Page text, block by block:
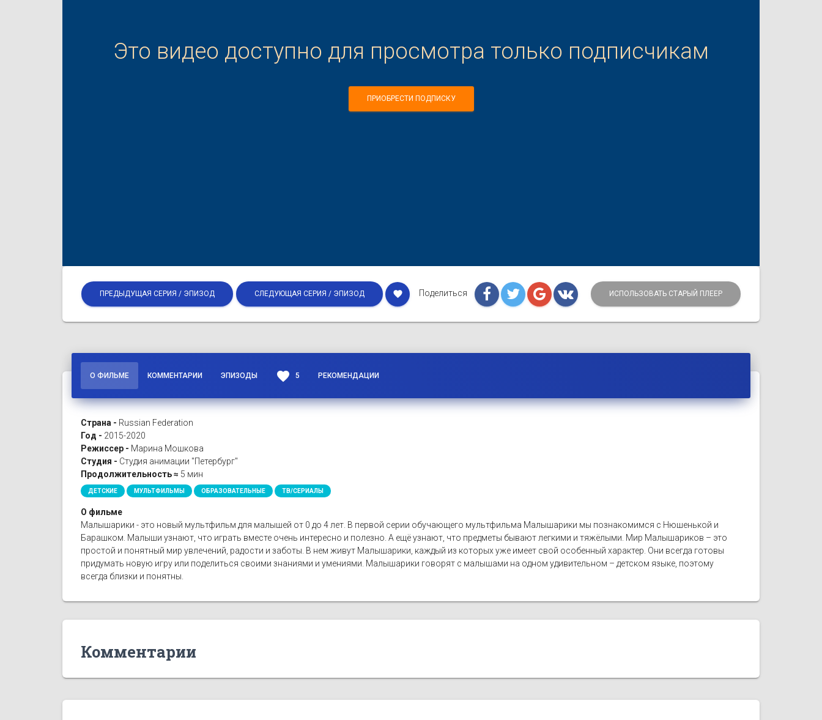
Это видео доступно для просмотра только подписчикам
ПРИОБРЕСТИ ПОДПИСКУ
ПРЕДЫДУЩАЯ СЕРИЯ / ЭПИЗОД СЛЕДУЮЩАЯ СЕРИЯ / ЭПИЗОД favorite Поделиться ИСПОЛЬЗОВАТЬ СТАРЫЙ ПЛЕЕР
О ФИЛЬМЕ КОММЕНТАРИИ ЭПИЗОДЫ favorite 5 РЕКОМЕНДАЦИИ
Страна - Russian Federation
Год - 2015-2020
Режиссер - Марина Мошкова
Студия - Студия анимации "Петербург"
Продолжительность ≈ 5 мин
ДЕТСКИЕ МУЛЬТФИЛЬМЫ ОБРАЗОВАТЕЛЬНЫЕ ТВ/СЕРИАЛЫ
О фильме
Малышарики - это новый мультфильм для малышей от 0 до 4 лет. В первой серии обучающего мультфильма Малышарики мы познакомимся с Нюшенькой и
Барашком. Малыши узнают, что играть вместе очень интересно и полезно. А ещё узнают, что предметы бывают легкими и тяжёлыми. Мир Малышариков – это
простой и понятный мир увлечений, радости и заботы. В нем живут Малышарики, каждый из которых уже имеет свой особенный характер. Они всегда готовы
придумать новую игру или поделиться своими знаниями и умениями. Малышарики говорят с малышами на одном удивительном – детском языке, поэтому
всегда близки и понятны.
Комментарии